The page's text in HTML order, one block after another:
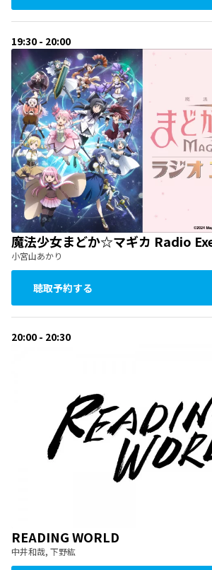
19:30 - 20:00
魔法少女まどか☆マギカ Radio
小宮山あかり
聴取予約する
20:00 - 20:30
READING WORLD
中井和哉, 下野紘